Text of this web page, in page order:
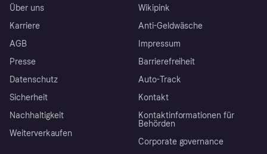
Über uns
Karriere
AGB
Presse
Datenschutz
Sicherheit
Nachhaltigkeit
Weiterverkaufen
Wikipink
Anti-Geldwäsche
Impressum
Barrierefreiheit
Auto-Track
Kontakt
Kontaktinformationen für
Behörden
Corporate governance